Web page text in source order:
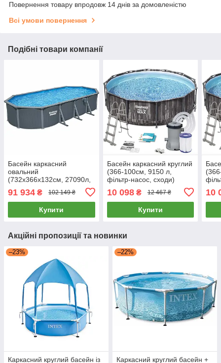
Повернення товару впродовж 14 днів за домовленістю
Всі умови повернення
Подібні товари компанії
Басейн каркасний
овальний
(732х366х132см, 27090л,
фільтр-насос, сходи, тент)
Bestway 561CW Сірий
91 934 ₴ 102 149 ₴
Купити
Басейн каркасний круглий
(366-100см, 9150 л,
фільтр-насос, сходи)
10 098₴ 12 467 ₴
Купити
10
Акційні пропозиції та новинки
–23%
Каркасний круглий басейн із
–22%
Каркасний круглий басейн +